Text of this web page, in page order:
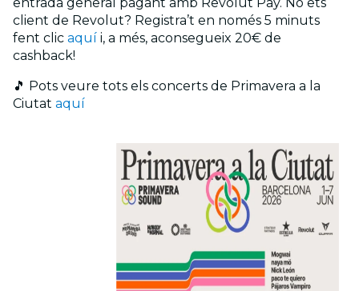
client de Revolut? Registra’t en només 5 minuts
fent clic aquí i, a més, aconsegueix 20€ de
cashback!
🎵 Pots veure tots els concerts de Primavera a la
Ciutat aquí